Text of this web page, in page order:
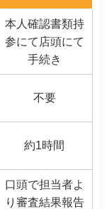
本人確認書類持
参にて店頭にて
手続き
不要
約1時間
口頭で担当者よ
り審査結果報告